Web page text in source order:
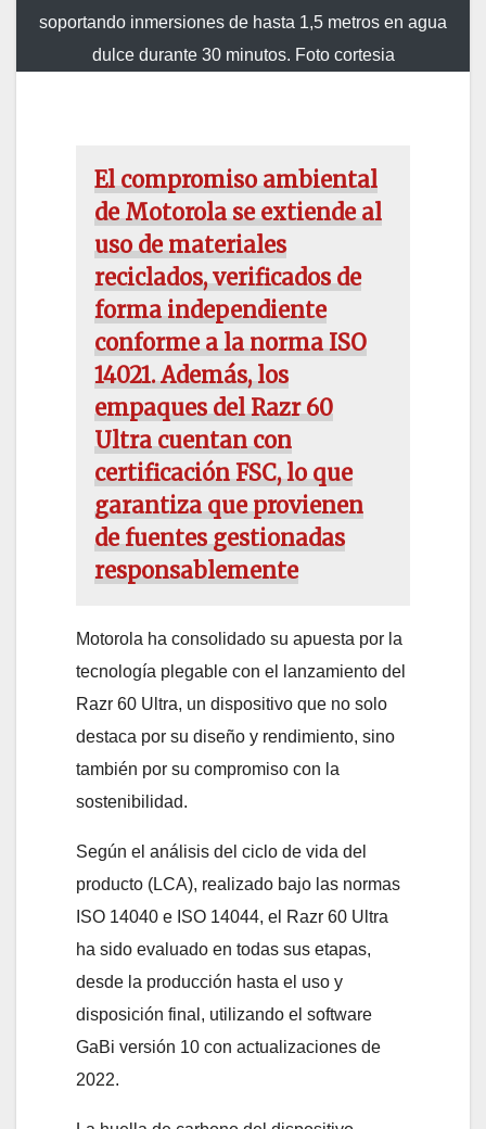
soportando inmersiones de hasta 1,5 metros en agua
dulce durante 30 minutos. Foto cortesia
El compromiso ambiental
de Motorola se extiende al
uso de materiales
reciclados, verificados de
forma independiente
conforme a la norma ISO
14021. Además, los
empaques del Razr 60
Ultra cuentan con
certificación FSC, lo que
garantiza que provienen
de fuentes gestionadas
responsablemente
Motorola ha consolidado su apuesta por la
tecnología plegable con el lanzamiento del
Razr 60 Ultra, un dispositivo que no solo
destaca por su diseño y rendimiento, sino
también por su compromiso con la
sostenibilidad.
Según el análisis del ciclo de vida del
producto (LCA), realizado bajo las normas
ISO 14040 e ISO 14044, el Razr 60 Ultra
ha sido evaluado en todas sus etapas,
desde la producción hasta el uso y
disposición final, utilizando el software
GaBi versión 10 con actualizaciones de
2022.